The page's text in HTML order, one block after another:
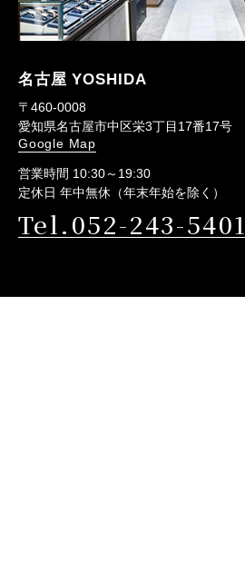
名古屋 YOSHIDA
〒460-0008
愛知県名古屋市中区栄3丁目17番17号
Google Map
営業時間 10:30～19:30
定休日 年中無休（年末年始を除く）
Tel.052-243-5401